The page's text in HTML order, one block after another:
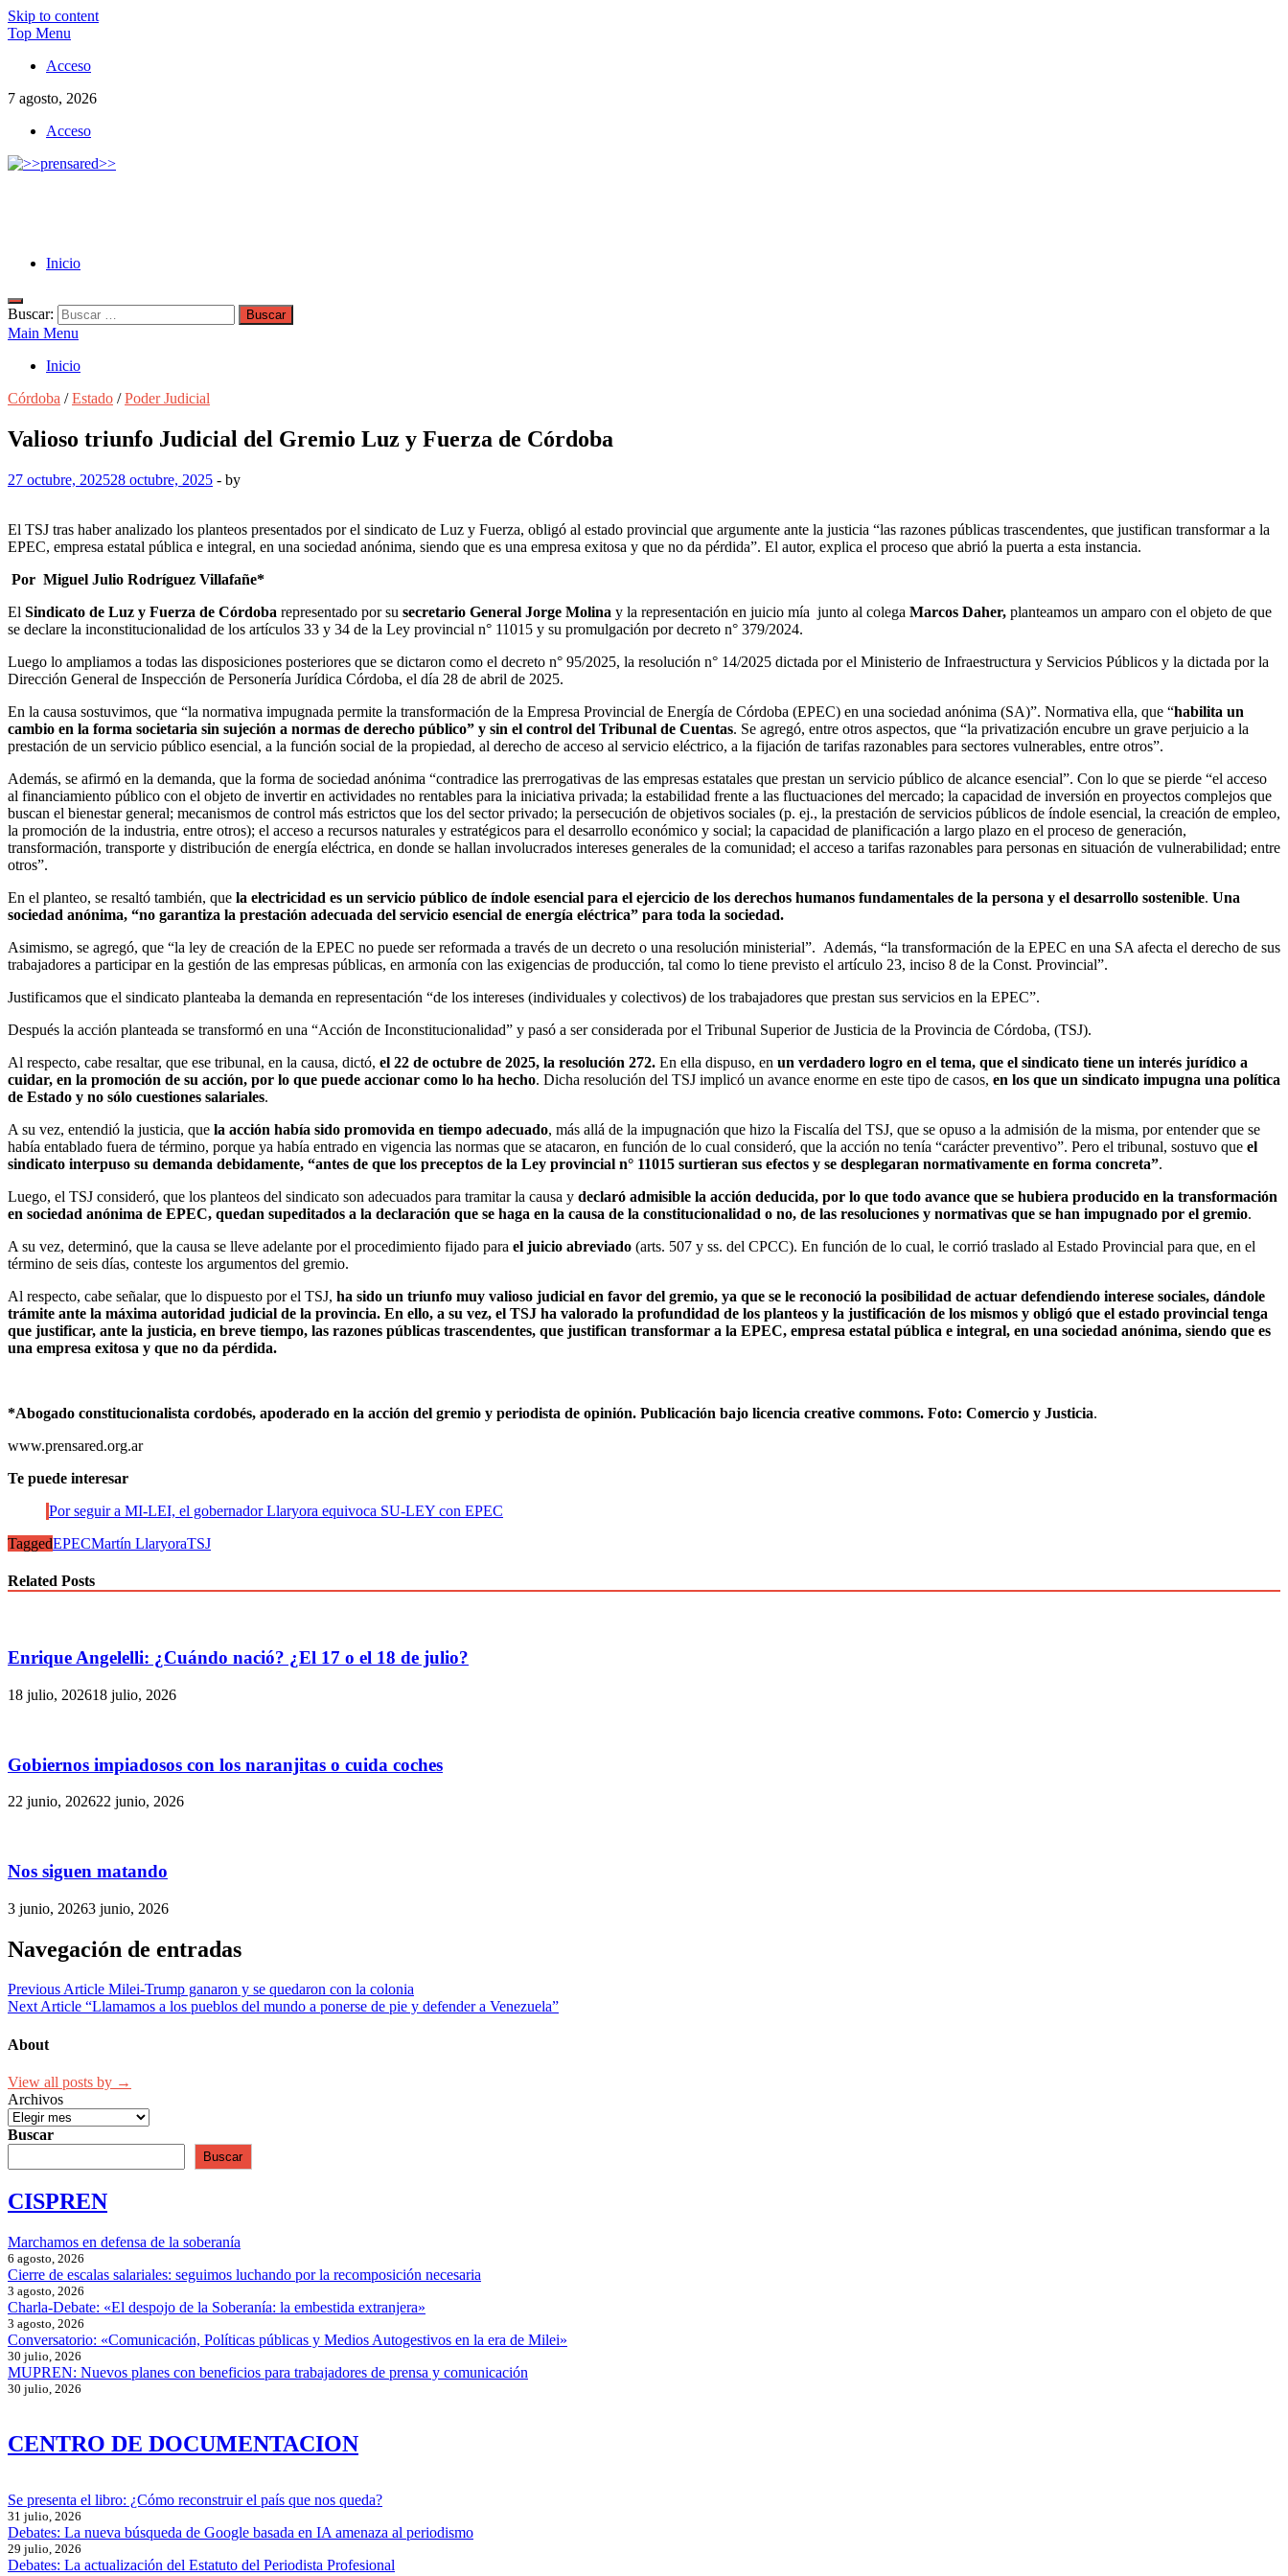
Skip to content
Top Menu
Acceso
7 agosto, 2026
Acceso
Inicio
Buscar:
Main Menu
Inicio
Córdoba /Estado /Poder Judicial
Valioso triunfo Judicial del Gremio Luz y Fuerza de Córdoba
27 octubre, 202528 octubre, 2025 - by
El TSJ tras haber analizado los planteos presentados por el sindicato de Luz y Fuerza, obligó al estado provincial que argumente ante la justicia “las razones públicas trascendentes, que justifican transformar a la
EPEC, empresa estatal pública e integral, en una sociedad anónima, siendo que es una empresa exitosa y que no da pérdida”. El autor, explica el proceso que abrió la puerta a esta instancia.
Por Miguel Julio Rodríguez Villafañe*
El Sindicato de Luz y Fuerza de Córdoba representado por su secretario General Jorge Molina y la representación en juicio mía junto al colega Marcos Daher, planteamos un amparo con el objeto de que
se declare la inconstitucionalidad de los artículos 33 y 34 de la Ley provincial n° 11015 y su promulgación por decreto n° 379/2024.
Luego lo ampliamos a todas las disposiciones posteriores que se dictaron como el decreto n° 95/2025, la resolución n° 14/2025 dictada por el Ministerio de Infraestructura y Servicios Públicos y la dictada por la
Dirección General de Inspección de Personería Jurídica Córdoba, el día 28 de abril de 2025.
En la causa sostuvimos, que “la normativa impugnada permite la transformación de la Empresa Provincial de Energía de Córdoba (EPEC) en una sociedad anónima (SA)”. Normativa ella, que “habilita un
cambio en la forma societaria sin sujeción a normas de derecho público” y sin el control del Tribunal de Cuentas. Se agregó, entre otros aspectos, que “la privatización encubre un grave perjuicio a la
prestación de un servicio público esencial, a la función social de la propiedad, al derecho de acceso al servicio eléctrico, a la fijación de tarifas razonables para sectores vulnerables, entre otros”.
Además, se afirmó en la demanda, que la forma de sociedad anónima “contradice las prerrogativas de las empresas estatales que prestan un servicio público de alcance esencial”. Con lo que se pierde “el acceso
al financiamiento público con el objeto de invertir en actividades no rentables para la iniciativa privada; la estabilidad frente a las fluctuaciones del mercado; la capacidad de inversión en proyectos complejos que
buscan el bienestar general; mecanismos de control más estrictos que los del sector privado; la persecución de objetivos sociales (p. ej., la prestación de servicios públicos de índole esencial, la creación de empleo,
la promoción de la industria, entre otros); el acceso a recursos naturales y estratégicos para el desarrollo económico y social; la capacidad de planificación a largo plazo en el proceso de generación,
transformación, transporte y distribución de energía eléctrica, en donde se hallan involucrados intereses generales de la comunidad; el acceso a tarifas razonables para personas en situación de vulnerabilidad; entre
otros”.
En el planteo, se resaltó también, que la electricidad es un servicio público de índole esencial para el ejercicio de los derechos humanos fundamentales de la persona y el desarrollo sostenible. Una
sociedad anónima, “no garantiza la prestación adecuada del servicio esencial de energía eléctrica” para toda la sociedad.
Asimismo, se agregó, que “la ley de creación de la EPEC no puede ser reformada a través de un decreto o una resolución ministerial”. Además, “la transformación de la EPEC en una SA afecta el derecho de sus
trabajadores a participar en la gestión de las empresas públicas, en armonía con las exigencias de producción, tal como lo tiene previsto el artículo 23, inciso 8 de la Const. Provincial”.
Justificamos que el sindicato planteaba la demanda en representación “de los intereses (individuales y colectivos) de los trabajadores que prestan sus servicios en la EPEC”.
Después la acción planteada se transformó en una “Acción de Inconstitucionalidad” y pasó a ser considerada por el Tribunal Superior de Justicia de la Provincia de Córdoba, (TSJ).
Al respecto, cabe resaltar, que ese tribunal, en la causa, dictó, el 22 de octubre de 2025, la resolución 272. En ella dispuso, en un verdadero logro en el tema, que el sindicato tiene un interés jurídico a
cuidar, en la promoción de su acción, por lo que puede accionar como lo ha hecho. Dicha resolución del TSJ implicó un avance enorme en este tipo de casos, en los que un sindicato impugna una política
de Estado y no sólo cuestiones salariales.
A su vez, entendió la justicia, que la acción había sido promovida en tiempo adecuado, más allá de la impugnación que hizo la Fiscalía del TSJ, que se opuso a la admisión de la misma, por entender que se
había entablado fuera de término, porque ya había entrado en vigencia las normas que se atacaron, en función de lo cual consideró, que la acción no tenía “carácter preventivo”. Pero el tribunal, sostuvo que el
sindicato interpuso su demanda debidamente, “antes de que los preceptos de la Ley provincial n° 11015 surtieran sus efectos y se desplegaran normativamente en forma concreta”.
Luego, el TSJ consideró, que los planteos del sindicato son adecuados para tramitar la causa y declaró admisible la acción deducida, por lo que todo avance que se hubiera producido en la transformación
en sociedad anónima de EPEC, quedan supeditados a la declaración que se haga en la causa de la constitucionalidad o no, de las resoluciones y normativas que se han impugnado por el gremio.
A su vez, determinó, que la causa se lleve adelante por el procedimiento fijado para el juicio abreviado (arts. 507 y ss. del CPCC). En función de lo cual, le corrió traslado al Estado Provincial para que, en el
término de seis días, conteste los argumentos del gremio.
Al respecto, cabe señalar, que lo dispuesto por el TSJ, ha sido un triunfo muy valioso judicial en favor del gremio, ya que se le reconoció la posibilidad de actuar defendiendo interese sociales, dándole
trámite ante la máxima autoridad judicial de la provincia. En ello, a su vez, el TSJ ha valorado la profundidad de los planteos y la justificación de los mismos y obligó que el estado provincial tenga
que justificar, ante la justicia, en breve tiempo, las razones públicas trascendentes, que justifican transformar a la EPEC, empresa estatal pública e integral, en una sociedad anónima, siendo que es
una empresa exitosa y que no da pérdida.
*Abogado constitucionalista cordobés, apoderado en la acción del gremio y periodista de opinión. Publicación bajo licencia creative commons. Foto: Comercio y Justicia.
www.prensared.org.ar
Te puede interesar
Por seguir a MI-LEI, el gobernador Llaryora equivoca SU-LEY con EPEC
TaggedEPECMartín LlaryoraTSJ
Related Posts
Enrique Angelelli: ¿Cuándo nació? ¿El 17 o el 18 de julio?
18 julio, 202618 julio, 2026
Gobiernos impiadosos con los naranjitas o cuida coches
22 junio, 202622 junio, 2026
Nos siguen matando
3 junio, 20263 junio, 2026
Navegación de entradas
Previous Article Milei-Trump ganaron y se quedaron con la colonia
Next Article “Llamamos a los pueblos del mundo a ponerse de pie y defender a Venezuela”
About
View all posts by →
Archivos
Buscar
Buscar
CISPREN
Marchamos en defensa de la soberanía
6 agosto, 2026
Cierre de escalas salariales: seguimos luchando por la recomposición necesaria
3 agosto, 2026
Charla-Debate: «El despojo de la Soberanía: la embestida extranjera»
3 agosto, 2026
Conversatorio: «Comunicación, Políticas públicas y Medios Autogestivos en la era de Milei»
30 julio, 2026
MUPREN: Nuevos planes con beneficios para trabajadores de prensa y comunicación
30 julio, 2026
CENTRO DE DOCUMENTACION
Se presenta el libro: ¿Cómo reconstruir el país que nos queda?
31 julio, 2026
Debates: La nueva búsqueda de Google basada en IA amenaza al periodismo
29 julio, 2026
Debates: La actualización del Estatuto del Periodista Profesional